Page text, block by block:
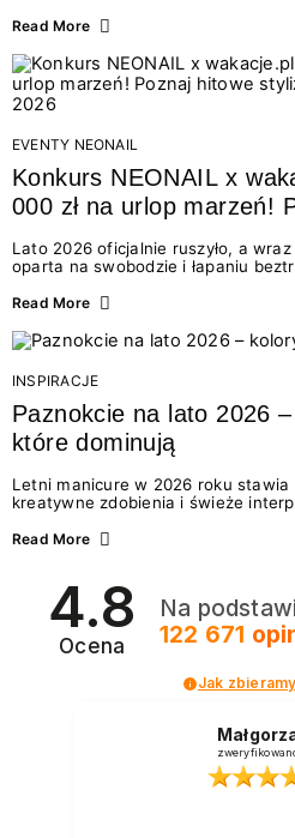
świata beauty i oszałamiających
zmysłami: przez soczysty kolor,
orzeźwiający zapach i słodki
NEONAIL łączy siły z marką
na styku jedzenia i piękna....
Read More
EVENTY NEONAIL
Konkurs NEONAIL x
000 zł na urlop marzeń!
Lato 2026 oficjalnie ruszyło, a
oparta na swobodzie i łapaniu
doświadczenia wakacji – od
Motywem przewodnim jest
letnich momentów. Z tej okazji
wyjątkowego: wielki konkurs z
najgorętszych trendów w...
Read More
INSPIRACJE
Paznokcie na lato 2026
które dominują
Letni manicure w 2026 roku
kreatywne zdobienia i świeże
zarówno energetycznych odcieni
2026? Znajdź inspirację dla
Read More
4.8
Ocena
Na
122 671
Jak